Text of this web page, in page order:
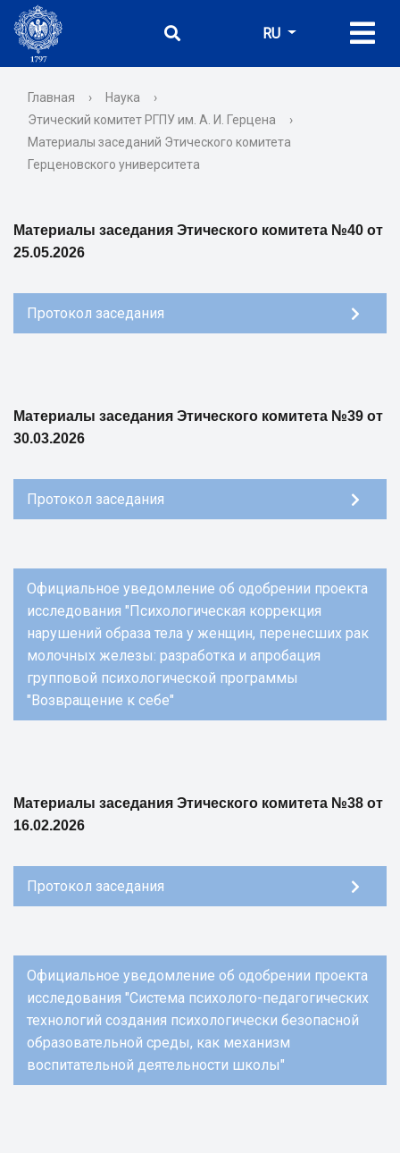
RU
Главная › Наука
›
Этический комитет РГПУ им. А. И. Герцена
›
Материалы заседаний Этического комитета
Герценовского университета
Материалы заседания Этического комитета №40 от
25.05.2026
Протокол заседания
Материалы заседания Этического комитета №39 от
30.03.2026
Протокол заседания
Официальное уведомление об одобрении проекта
исследования "Психологическая коррекция
нарушений образа тела у женщин, перенесших рак
молочных железы: разработка и апробация
групповой психологической программы
"Возвращение к себе"
Материалы заседания Этического комитета №38 от
16.02.2026
Протокол заседания
Официальное уведомление об одобрении проекта
исследования "Система психолого-педагогических
технологий создания психологически безопасной
образовательной среды, как механизм
воспитательной деятельности школы"